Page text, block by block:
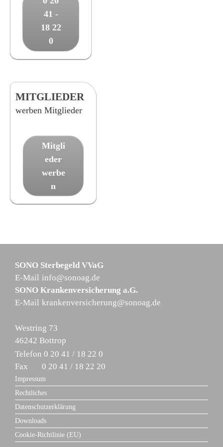
41 -
18 22
0
MITGLIEDER
werben Mitglieder
Mitgli
eder
werbe
n
SONO Sterbegeld VVaG
E-Mail info@sonoag.de
SONO Krankenversicherung a.G.
E-Mail krankenversicherung@sonoag.de
Westring 73
46242 Bottrop
Telefon 0 20 41 / 18 22 0
Fax
0 20 41 / 18 22 20
Impressum
Rechtliches
Datenschutzerklärung
Downloads
Cookie-Richtlinie (EU)